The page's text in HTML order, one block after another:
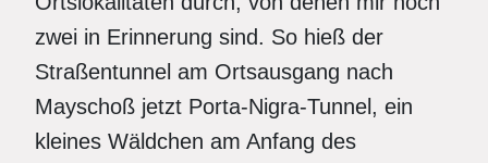
zwei in Erinnerung sind. So hieß der
Straßentunnel am Ortsausgang nach
Mayschoß jetzt Porta-Nigra-Tunnel, ein
kleines Wäldchen am Anfang des